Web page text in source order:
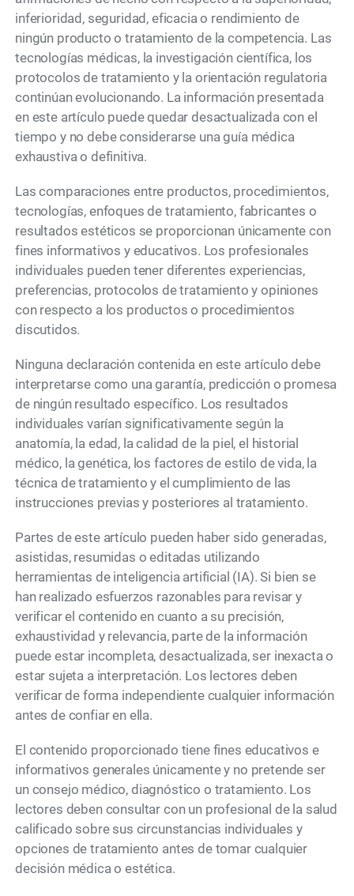
inferioridad, seguridad, eficacia o rendimiento de
ningún producto o tratamiento de la competencia. Las
tecnologías médicas, la investigación científica, los
protocolos de tratamiento y la orientación regulatoria
continúan evolucionando. La información presentada
en este artículo puede quedar desactualizada con el
tiempo y no debe considerarse una guía médica
exhaustiva o definitiva.
Las comparaciones entre productos, procedimientos,
tecnologías, enfoques de tratamiento, fabricantes o
resultados estéticos se proporcionan únicamente con
fines informativos y educativos. Los profesionales
individuales pueden tener diferentes experiencias,
preferencias, protocolos de tratamiento y opiniones
con respecto a los productos o procedimientos
discutidos.
Ninguna declaración contenida en este artículo debe
interpretarse como una garantía, predicción o promesa
de ningún resultado específico. Los resultados
individuales varían significativamente según la
anatomía, la edad, la calidad de la piel, el historial
médico, la genética, los factores de estilo de vida, la
técnica de tratamiento y el cumplimiento de las
instrucciones previas y posteriores al tratamiento.
Partes de este artículo pueden haber sido generadas,
asistidas, resumidas o editadas utilizando
herramientas de inteligencia artificial (IA). Si bien se
han realizado esfuerzos razonables para revisar y
verificar el contenido en cuanto a su precisión,
exhaustividad y relevancia, parte de la información
puede estar incompleta, desactualizada, ser inexacta o
estar sujeta a interpretación. Los lectores deben
verificar de forma independiente cualquier información
antes de confiar en ella.
El contenido proporcionado tiene fines educativos e
informativos generales únicamente y no pretende ser
un consejo médico, diagnóstico o tratamiento. Los
lectores deben consultar con un profesional de la salud
calificado sobre sus circunstancias individuales y
opciones de tratamiento antes de tomar cualquier
decisión médica o estética.